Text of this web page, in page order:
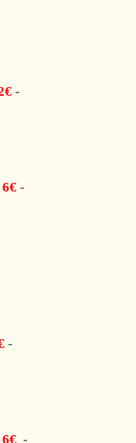
-
6€ -
-
6€ -